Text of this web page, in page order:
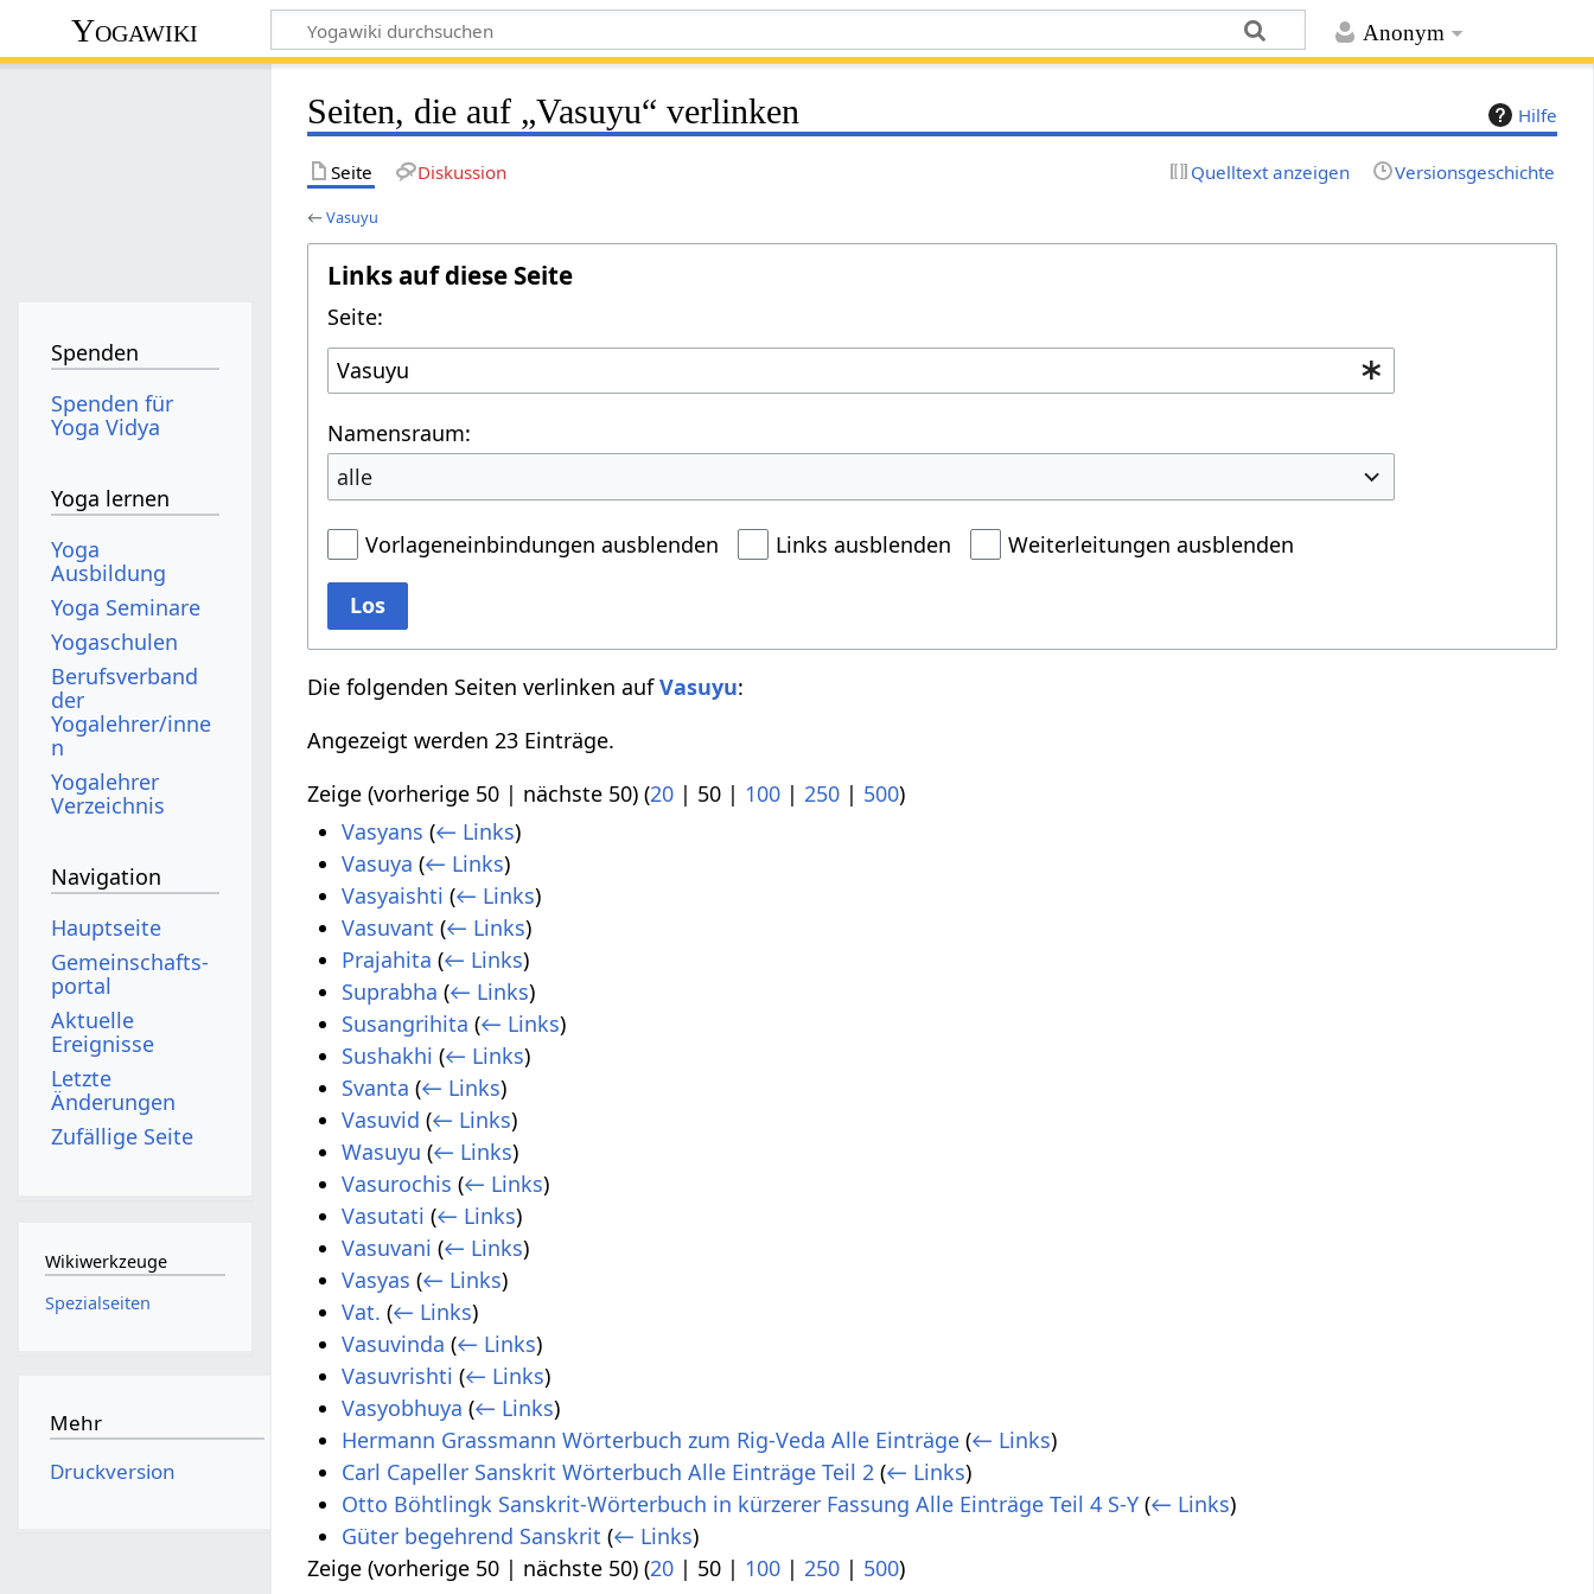
Anonym
Yogawiki
Hilfe
Seiten, die auf „Vasuyu“ verlinken
Seite Diskussion Quelltext anzeigen Versionsgeschichte
←Vasuyu
Links auf diese Seite
Seite:
Namensraum:
alle
Vorlageneinbindungen ausblenden Links ausblenden Weiterleitungen ausblenden
Los
Die folgenden Seiten verlinken aufVasuyu:
Angezeigt werden 23 Einträge.
Zeige (vorherige 50 | nächste 50) (20 | 50 | 100 |250 | 500)
Vasyans (← Links)
Vasuya (← Links)
Vasyaishti (← Links)
Vasuvant (← Links)
Prajahita (← Links)
Suprabha (← Links)
Susangrihita (← Links)
Sushakhi (← Links)
Svanta (← Links)
Vasuvid (← Links)
Wasuyu (← Links)
Vasurochis (← Links)
Vasutati (← Links)
Vasuvani (← Links)
Vasyas (← Links)
Vat. (← Links)
Vasuvinda (← Links)
Vasuvrishti (← Links)
Vasyobhuya (← Links)
Hermann Grassmann Wörterbuch zum Rig-Veda Alle Einträge (← Links)
Carl Capeller Sanskrit Wörterbuch Alle Einträge Teil 2 (← Links)
Otto Böhtlingk Sanskrit-Wörterbuch in kürzerer Fassung Alle Einträge Teil 4 S-Y (← Links)
Güter begehrend Sanskrit (← Links)
Zeige (vorherige 50 | nächste 50) (20 | 50 | 100 |250 | 500)
Spenden
Spenden für
Yoga Vidya
Yoga lernen
Yoga
Ausbildung
Yoga Seminare
Yogaschulen
Berufsverband
der
Yogalehrer/inne
n
Yogalehrer
Verzeichnis
Navigation
Hauptseite
Gemeinschafts­
portal
Aktuelle
Ereignisse
Letzte
Änderungen
Zufällige Seite
Wikiwerkzeuge
Spezialseiten
Mehr
Druckversion